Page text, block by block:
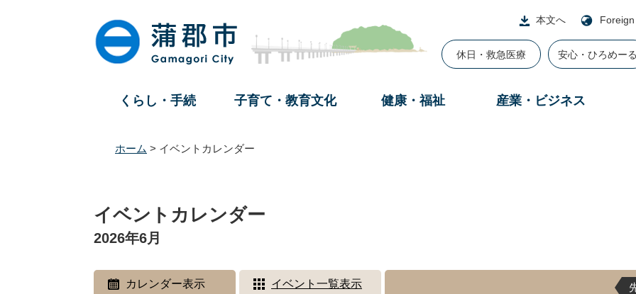
本文へ
休日・救急医療 安心・ひろめーる
くらし・手続 子育て・教育文化 健康・福祉 産業・ビジネス
ホーム > イベントカレンダー
文
イベントカレンダー
2026年6月
カレンダー表示 イベント一覧表示